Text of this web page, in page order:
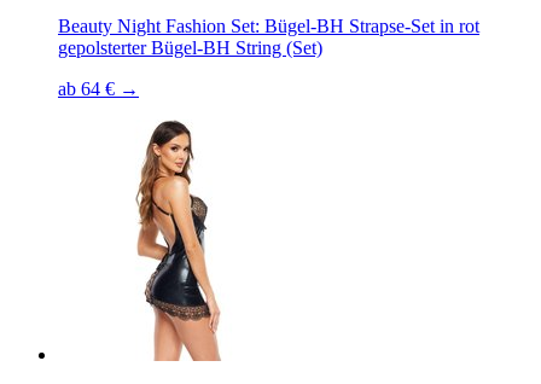
Beauty Night Fashion Set: Bügel-BH Strapse-Set in rot
gepolsterter Bügel-BH String (Set)
ab 64 € →